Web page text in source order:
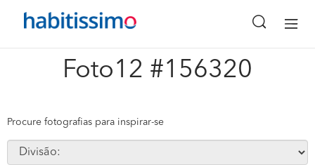
Foto12 #156320
x
Procure fotografias para inspirar-se